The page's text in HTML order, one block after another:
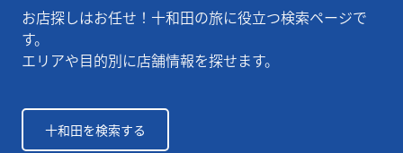
お店探しはお任せ！十和田の旅に役立つ検索ページで
す。
エリアや目的別に店舗情報を探せます。
十和田を検索する